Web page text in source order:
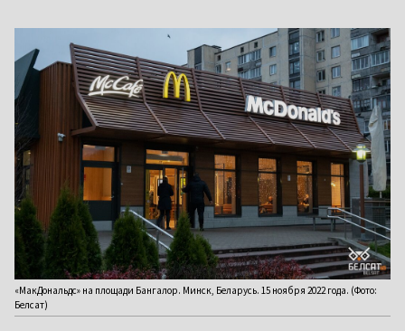
«МакДональдс» на площади Бангалор. Минск, Беларусь. 15 ноября 2022 года. (Фото:
Белсат)